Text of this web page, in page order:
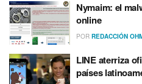
Nymaim: el
online
POR REDACCIÓN
LINE aterriza
paí­ses